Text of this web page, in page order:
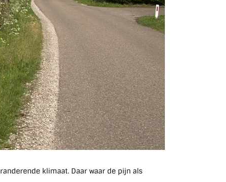
klimaat. Daar waar de pijn als